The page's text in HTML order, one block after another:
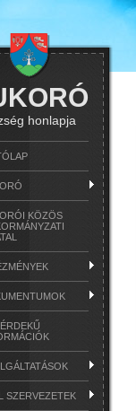
honlapja
KÖZÖS
SZERVEZETEK